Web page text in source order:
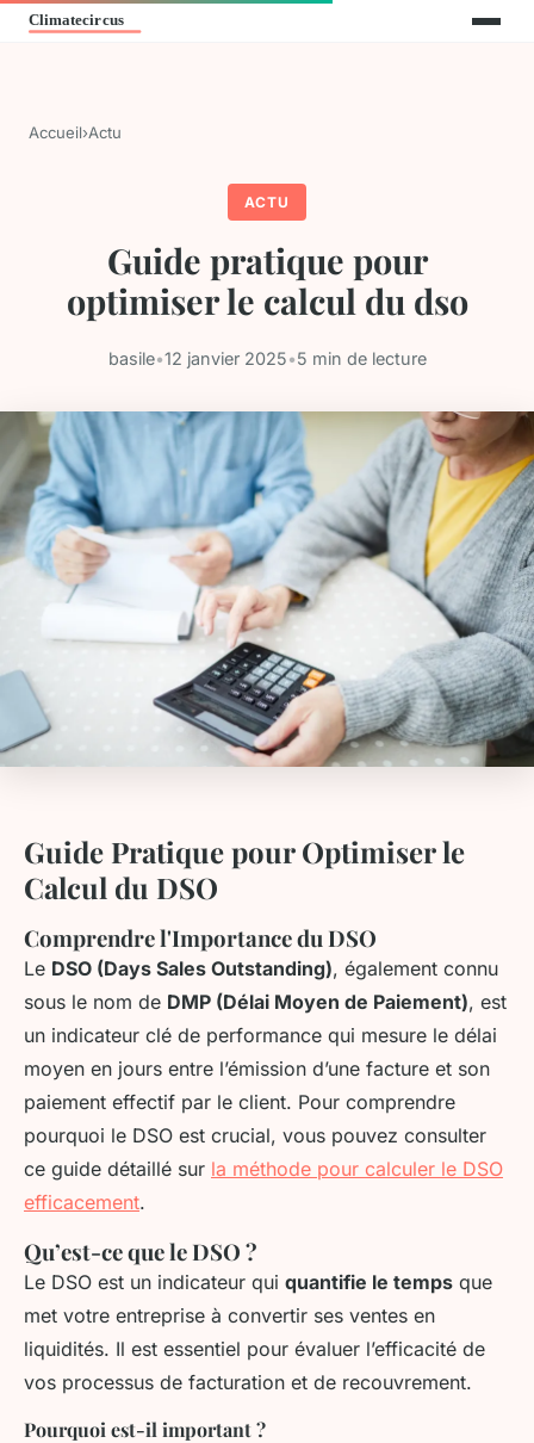
Accueil›Actu
ACTU
Guide pratique pour
optimiser le calcul du dso
basile•12 janvier 2025•5 min de lecture
Guide Pratique pour Optimiser le
Calcul du DSO
Comprendre l'Importance du DSO
Le DSO (Days Sales Outstanding), également connu
sous le nom de DMP (Délai Moyen de Paiement), est
un indicateur clé de performance qui mesure le délai
moyen en jours entre l’émission d’une facture et son
paiement effectif par le client. Pour comprendre
pourquoi le DSO est crucial, vous pouvez consulter
ce guide détaillé sur la méthode pour calculer le DSO
efficacement.
Qu’est-ce que le DSO ?
Le DSO est un indicateur qui quantifie le temps que
met votre entreprise à convertir ses ventes en
liquidités. Il est essentiel pour évaluer l’efficacité de
vos processus de facturation et de recouvrement.
Pourquoi est-il important ?